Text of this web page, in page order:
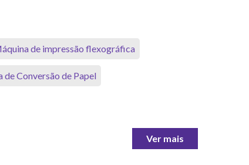
de impressão flexográfica
de Conversão de Papel
Ver mais